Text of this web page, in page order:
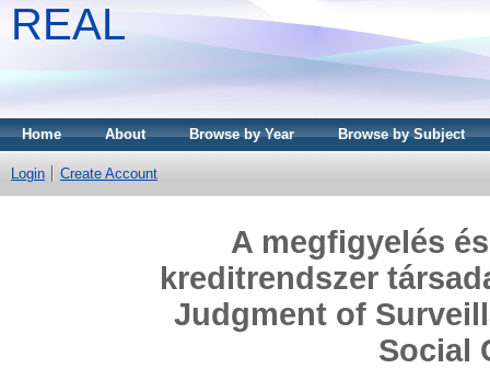
REAL
Home About Browse by Year Browse by Subject
Login Create Account
A megfigyelés
kreditrendszer
Judgment of
Social